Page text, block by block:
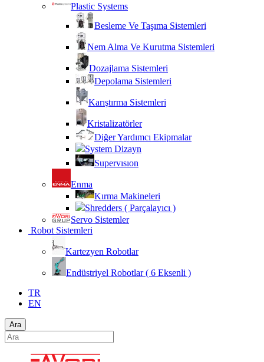
Plastic Systems
Besleme Ve Taşıma Sistemleri
Nem Alma Ve Kurutma Sistemleri
Dozajlama Sistemleri
Depolama Sistemleri
Karıştırma Sistemleri
Kristalizatörler
Diğer Yardımcı Ekipmalar
System Dizayn
Supervısıon
Enma
Kırma Makineleri
Shredders ( Parçalayıcı )
Servo Sistemler
Robot Sistemleri
Kartezyen Robotlar
Endüstriyel Robotlar ( 6 Eksenli )
TR
EN
Ara